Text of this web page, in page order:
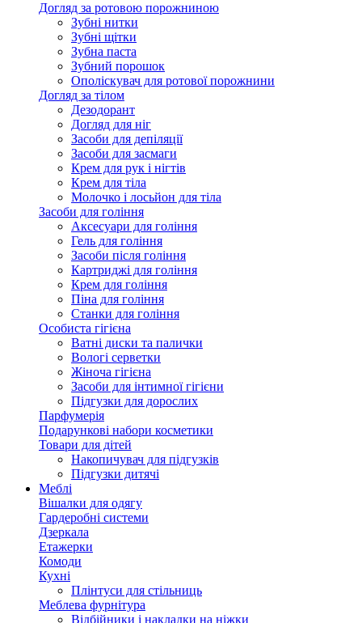
Догляд за ротовою порожниною
Зубні нитки
Зубні щітки
Зубна паста
Зубний порошок
Ополіскувач для ротової порожнини
Догляд за тілом
Дезодорант
Догляд для ніг
Засоби для депіляції
Засоби для засмаги
Крем для рук і нігтів
Крем для тіла
Молочко і лосьйон для тіла
Засоби для гоління
Аксесуари для гоління
Гель для гоління
Засоби після гоління
Картриджі для гоління
Крем для гоління
Піна для гоління
Станки для гоління
Особиста гігієна
Ватні диски та палички
Вологі серветки
Жіноча гігієна
Засоби для інтимної гігієни
Підгузки для дорослих
Парфумерія
Подарункові набори косметики
Товари для дітей
Накопичувач для підгузків
Підгузки дитячі
Меблі
Вішалки для одягу
Гардеробні системи
Дзеркала
Етажерки
Комоди
Кухні
Плінтуси для стільниць
Меблева фурнітура
Відбійники і накладки на ніжки